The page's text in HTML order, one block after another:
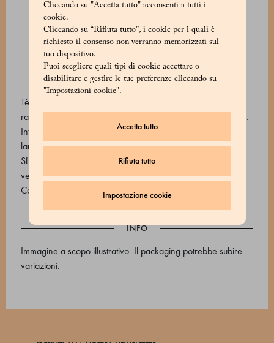
Cliccando su "Accetta tutto" acconsenti a tutti i
cookie.
Cliccando su “Rifiuta tutto”, i cookie per i quali è
richiesto il consenso non verranno memorizzati sul
tuo dispositivo.
Puoi scegliere quali tipi di cookie accettare o
disabilitare e gestire le tue preferenze cliccando su
"Impostazioni cookie".
Accetta tutto
Rifiuta tutto
Impostazione cookie
Contatta il Servizio Clienti dal lunedì al sabato dalle 9:00 alle 20:00 o la
DESCRIZIONE
Tè semi ossidato cresciuto libero nelle foreste thailandesi,
raccolto a mano e lavorato secondo le più antiche tradizioni.
Intenso aroma di fiori bianchi con prevalenza di gardenia e
lampone, in ultimo un'esplosione di sentori vegetali.
Sfumature di miele e note lievemente affumicate. Colore
verde limpido. Tempo di infusione: 3 minuti.
Codice prodotto: 530654006_V
INFO
Immagine a scopo illustrativo. Il packaging potrebbe subire
variazioni.